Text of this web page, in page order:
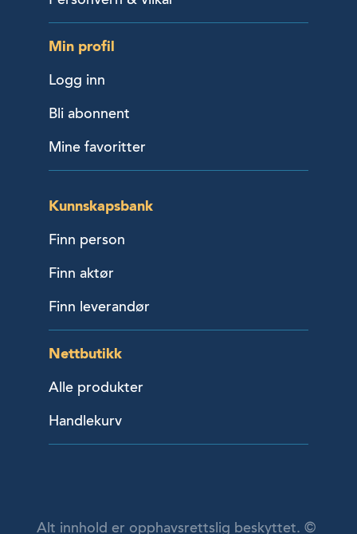
Min profil
Logg inn
Bli abonnent
Mine favoritter
Kunnskapsbank
Finn person
Finn aktør
Finn leverandør
Nettbutikk
Alle produkter
Handlekurv
Alt innhold er opphavsrettslig beskyttet. ©